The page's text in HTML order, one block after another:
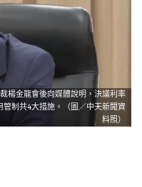
楊金龍會後向媒體說明，決議利率
管制共4大措施。（圖／中天新聞資
料照）